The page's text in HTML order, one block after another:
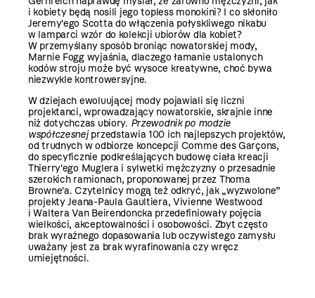
i kobiety będą nosili jego topless monokini? I co skłoniło
Jeremy'ego Scotta do włączenia połyskliwego nikabu
w lamparci wzór do kolekcji ubiorów dla kobiet?
W przemyślany sposób broniąc nowatorskiej mody,
Marnie Fogg wyjaśnia, dlaczego łamanie ustalonych
kodów stroju może być wysoce kreatywne, choć bywa
niezwykle kontrowersyjne.
W dziejach ewoluującej mody pojawiali się liczni
projektanci, wprowadzający nowatorskie, skrajnie inne
niż dotychczas ubiory. Przewodnik po modzie
współczesnejprzedstawia 100 ich najlepszych projektów,
od trudnych w odbiorze koncepcji Comme des Garçons,
do specyficznie podkreślających budowę ciała kreacji
Thierry'ego Muglera i sylwetki mężczyzny o przesadnie
szerokich ramionach, proponowanej przez Thoma
Browne'a. Czytelnicy mogą też odkryć, jak „wyzwolone”
projekty Jeana-Paula Gaultiera, Vivienne Westwood
i Waltera Van Beirendoncka przedefiniowały pojęcia
wielkości, akceptowalności i osobowości. Zbyt często
brak wyraźnego dopasowania lub oczywistego zamysłu
uważany jest za brak wyrafinowania czy wręcz
umiejętności.